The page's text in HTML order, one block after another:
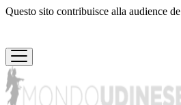
Questo sito contribuisce alla audience de